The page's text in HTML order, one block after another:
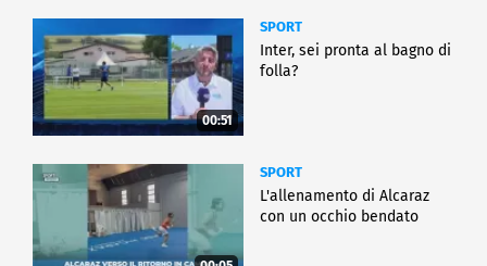
00:51
SPORT
Inter, sei pronta al bagno di
folla?
SPORT
L'allenamento di Alcaraz
con un occhio bendato